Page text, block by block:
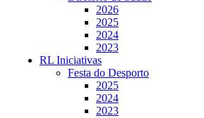
2026
2025
2024
2023
RL Iniciativas
Festa do Desporto
2025
2024
2023